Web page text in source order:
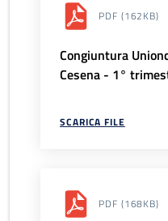
PDF (162KB)
Congiuntura
Cesena - 1°
SCARICA FILE
PDF (168KB)